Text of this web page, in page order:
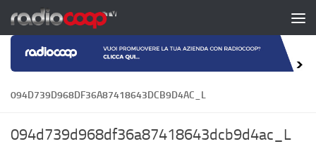
Salta al contenuto
094D739D968DF36A87418643DCB9D4AC_L
094d739d968df36a87418643dcb9d4ac_L